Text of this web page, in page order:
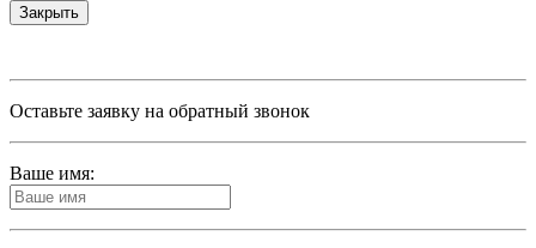
Закрыть
Оставьте заявку на обратный звонок
Ваше имя: